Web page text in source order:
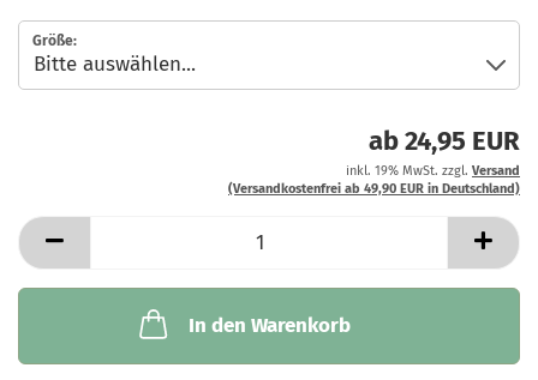
Größe:
ab 24,95 EUR
inkl. 19% MwSt. zzgl. Versand
(Versandkostenfrei ab 49,90 EUR in Deutschland)
In den Warenkorb